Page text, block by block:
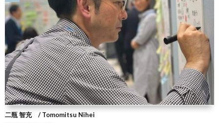
二瓶 智充 / Tomomitsu Nihei